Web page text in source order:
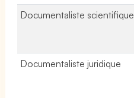
Documentaliste scientifique
Documentaliste juridique